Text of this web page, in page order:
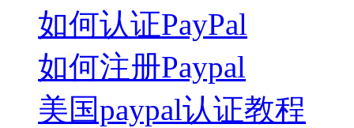
如何认证PayPal
如何注册Paypal
美国paypal认证教程